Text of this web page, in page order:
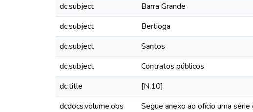
dc.subject
Barra Grande
dc.subject
Bertioga
dc.subject
Santos
dc.subject
Contratos públicos
dc.title
[N.10]
dcdocs.volume.obs
Segue anexo ao ofício uma